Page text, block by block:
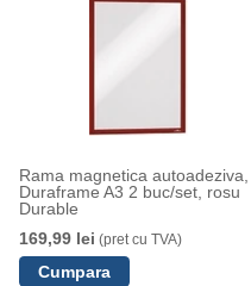
Rama magnetica autoadeziva,
Duraframe A3 2 buc/set, rosu
Durable
169,99 lei (pret cu TVA)